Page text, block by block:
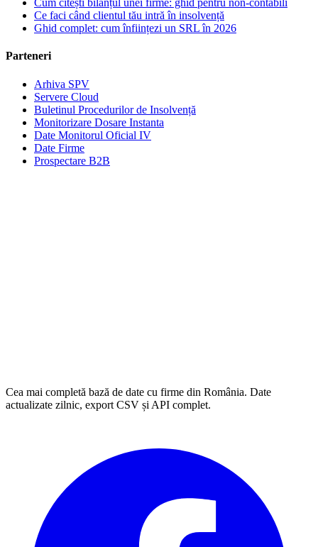
Cum citești bilanțul unei firme: ghid pentru non-contabili
Ce faci când clientul tău intră în insolvență
Ghid complet: cum înființezi un SRL în 2026
Parteneri
Arhiva SPV
Servere Cloud
Buletinul Procedurilor de Insolvență
Monitorizare Dosare Instanta
Date Monitorul Oficial IV
Date Firme
Prospectare B2B
Cea mai completă bază de date cu firme din România. Date
actualizate zilnic, export CSV și API complet.